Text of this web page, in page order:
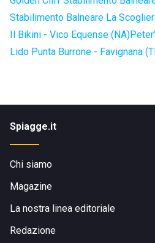
Stabilimento Balneare La
Il Bikini - Vico Equense (NA)
Lido Punta Burrone - Favignana
Spiagge.it
Chi siamo
Magazine
La nostra linea editoriale
Redazione